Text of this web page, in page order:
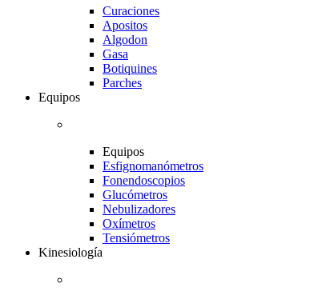
Curaciones
Apositos
Algodon
Gasa
Botiquines
Parches
Equipos
Equipos
Esfignomanómetros
Fonendoscopios
Glucómetros
Nebulizadores
Oxímetros
Tensiómetros
Kinesiología